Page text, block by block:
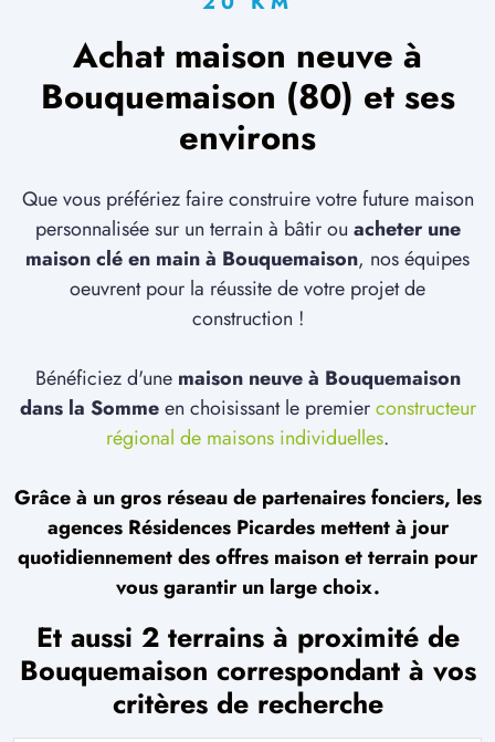
Achat maison neuve à
Bouquemaison (80) et ses
environs
Que vous préfériez faire construire votre future maison
personnalisée sur un terrain à bâtir ou acheter une
maison clé en main à Bouquemaison, nos équipes
oeuvrent pour la réussite de votre projet de
construction !
Bénéficiez d'une maison neuve à Bouquemaison
dans la Sommeen choisissant le premierconstructeur
régional de maisons individuelles.
Grâce à un gros réseau de partenaires fonciers, les
agences Résidences Picardes mettent à jour
quotidiennement des offres maison et terrain pour
vous garantir un large choix.
Et aussi 2 terrains à proximité de
Bouquemaison correspondant à vos
critères de recherche